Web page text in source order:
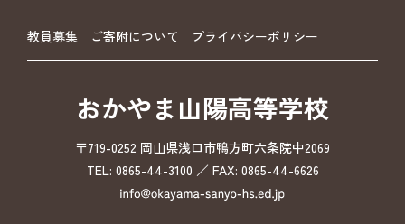
教員募集 ご寄附について プライバシーポリシー
おかやま山陽高等学校
〒719-0252 岡山県浅口市鴨方町六条院中2069
TEL: 0865-44-3100 ／ FAX: 0865-44-6626